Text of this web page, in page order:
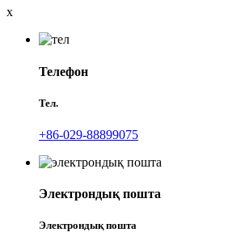
x
Телефон
Тел.
+86-029-88899075
Электрондық пошта
Электрондық пошта